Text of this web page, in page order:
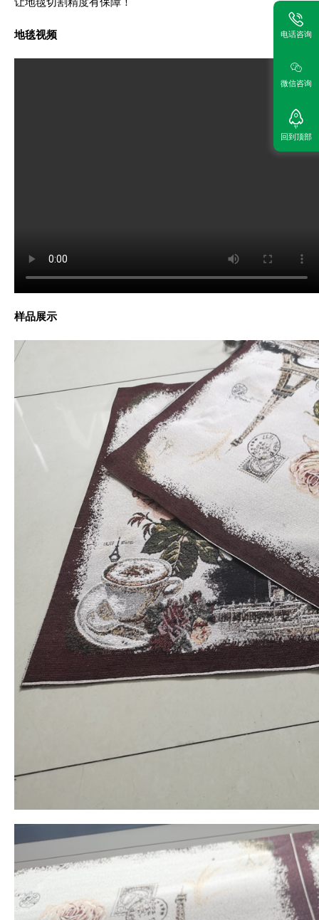
地毯视频
样品展示
电话咨询
微信咨询
回到顶部